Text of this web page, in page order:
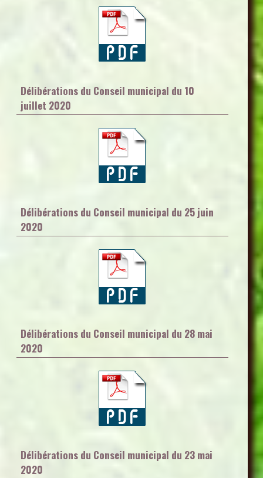
Délibérations du Conseil municipal du 10
juillet 2020
Délibérations du Conseil municipal du 25 juin
2020
Délibérations du Conseil municipal du 28 mai
2020
Délibérations du Conseil municipal du 23 mai
2020